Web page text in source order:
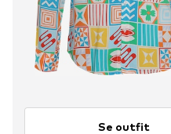
Se outfit